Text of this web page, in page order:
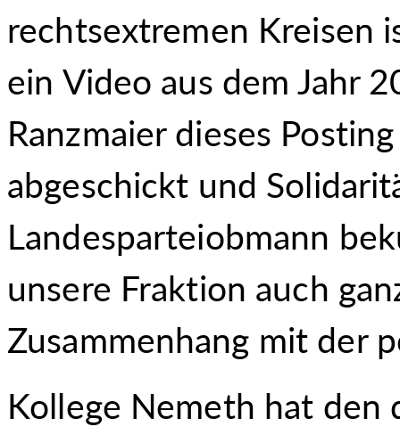
rechtsextremen Kreisen
ein Video aus dem Jahr
Ranzmaier dieses
abgeschickt und
Landesparteiobmann
unsere Fraktion auch
Zusammenhang mit der
Kollege Nemeth hat den